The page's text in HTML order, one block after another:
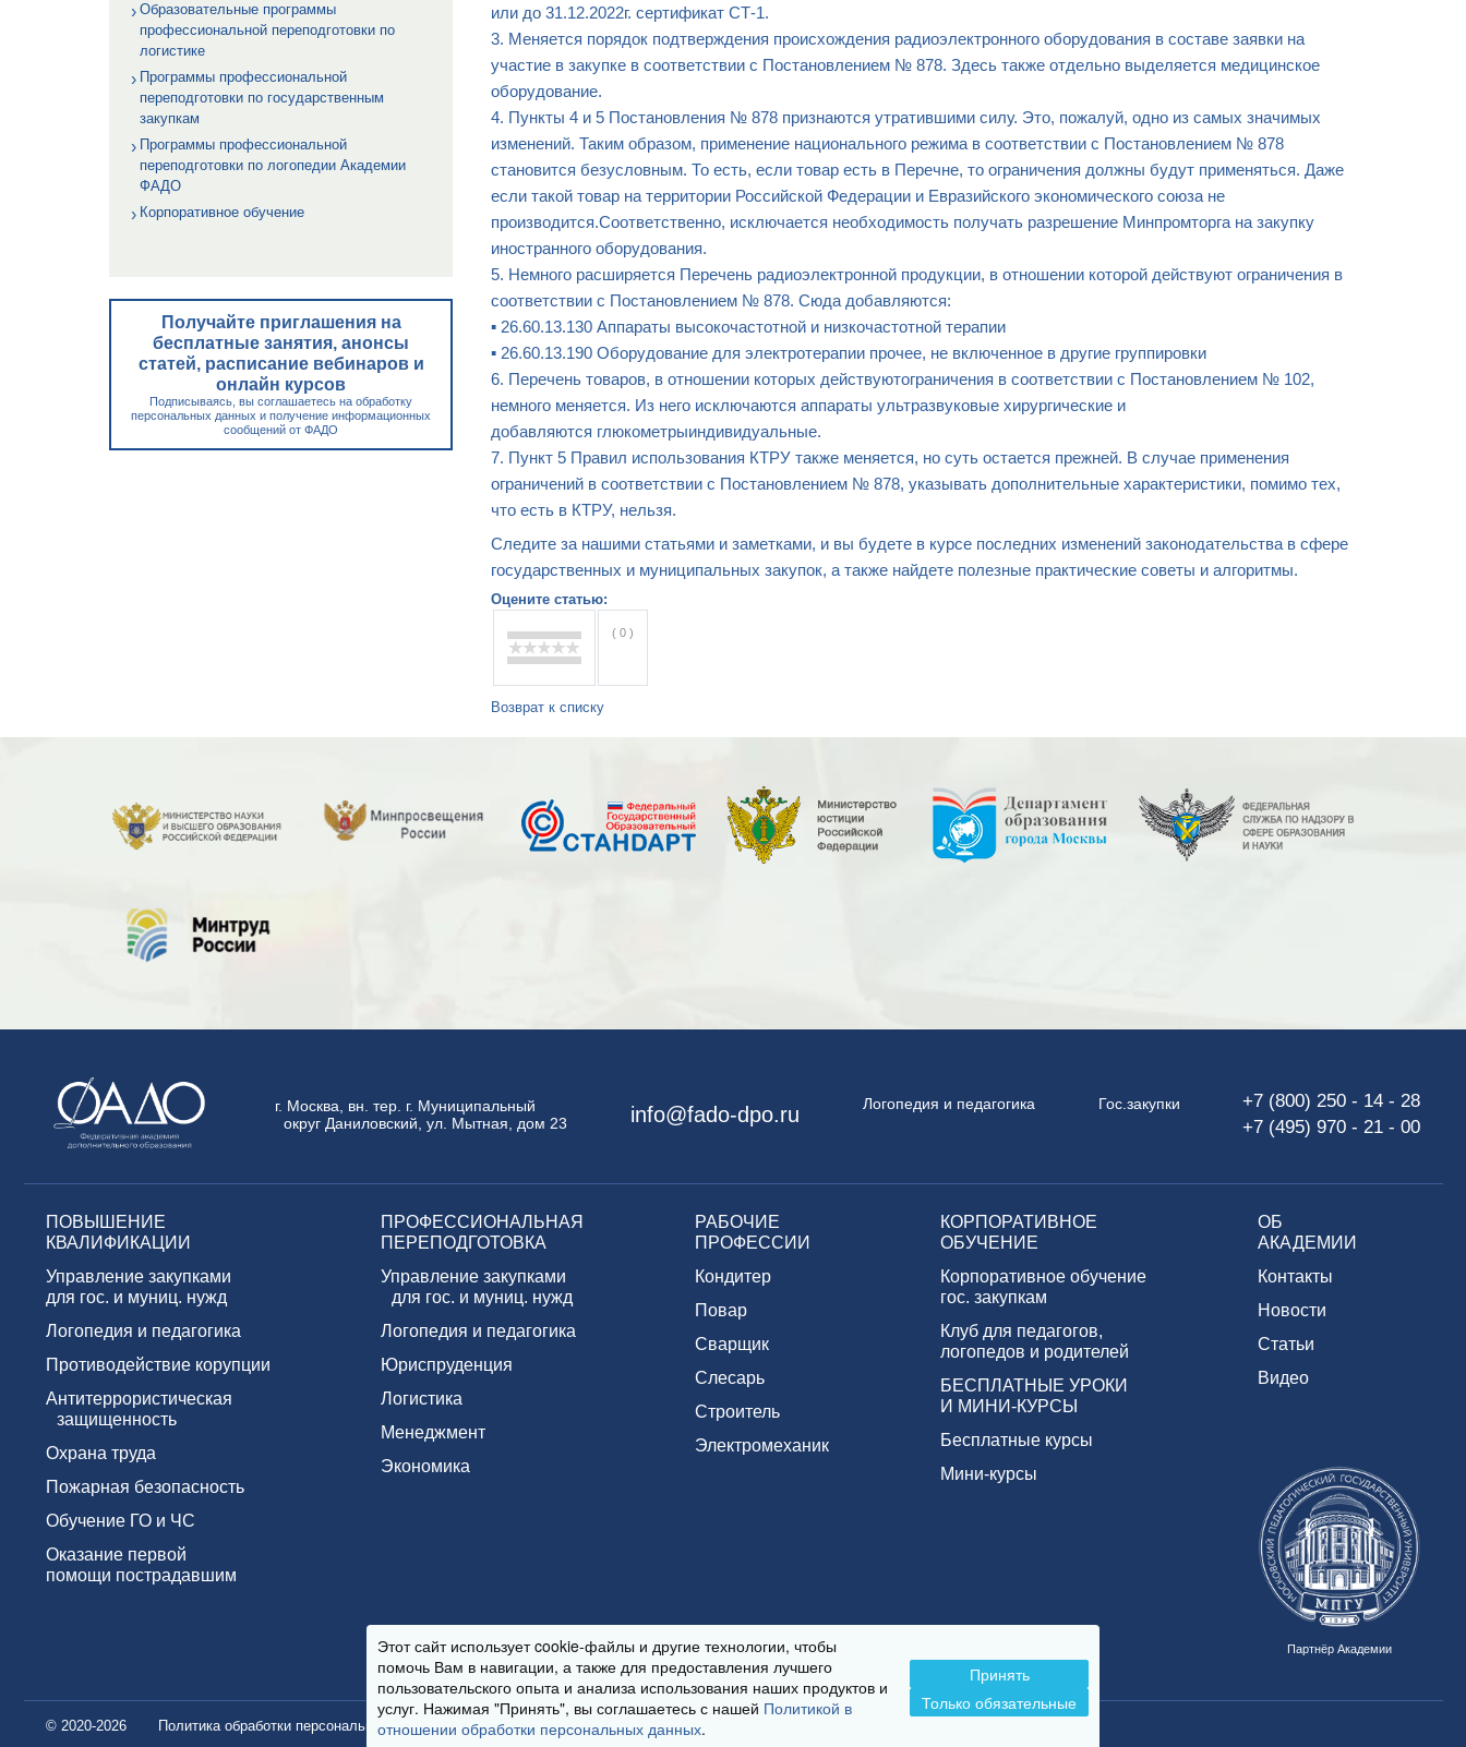
Образовательные программы
профессиональной переподготовки по
логистике
Программы профессиональной
переподготовки по государственным
закупкам
Программы профессиональной
переподготовки по логопедии Академии
ФАДО
Корпоративное обучение
Получайте приглашения на
бесплатные занятия, анонсы
статей, расписание вебинаров и
онлайн курсов
Подписываясь, вы соглашаетесь на обработку
персональных данных и получение информационных
сообщений от ФАДО
или до 31.12.2022г. сертификат СТ-1.
3. Меняется порядок подтверждения происхождения радиоэлектронного оборудования в составе заявки на
участие в закупке в соответствии с Постановлением № 878. Здесь также отдельно выделяется медицинское
оборудование.
4. Пункты 4 и 5 Постановления № 878 признаются утратившими силу. Это, пожалуй, одно из самых значимых
изменений. Таким образом, применение национального режима в соответствии с Постановлением № 878
становится безусловным. То есть, если товар есть в Перечне, то ограничения должны будут применяться. Даже
если такой товар на территории Российской Федерации и Евразийского экономического союза не
производится.Соответственно, исключается необходимость получать разрешение Минпромторга на закупку
иностранного оборудования.
5. Немного расширяется Перечень радиоэлектронной продукции, в отношении которой действуют ограничения в
соответствии с Постановлением № 878. Сюда добавляются:
▪ 26.60.13.130 Аппараты высокочастотной и низкочастотной терапии
▪ 26.60.13.190 Оборудование для электротерапии прочее, не включенное в другие группировки
6. Перечень товаров, в отношении которых действуютограничения в соответствии с Постановлением № 102,
немного меняется. Из него исключаются аппараты ультразвуковые хирургические и
добавляются глюкометрыиндивидуальные.
7. Пункт 5 Правил использования КТРУ также меняется, но суть остается прежней. В случае применения
ограничений в соответствии с Постановлением № 878, указывать дополнительные характеристики, помимо тех,
что есть в КТРУ, нельзя.
Следите за нашими статьями и заметками, и вы будете в курсе последних изменений законодательства в сфере
государственных и муниципальных закупок, а также найдете полезные практические советы и алгоритмы.
Оцените статью:
( 0 )
Возврат к списку
г. Москва, вн. тер. г. Муниципальный
округ Даниловский, ул. Мытная, дом 23
info@fado-dpo.ru Логопедия и педагогика Гос.закупки
+7 (800) 250 - 14 - 28
+7 (495) 970 - 21 - 00
ПОВЫШЕНИЕ
КВАЛИФИКАЦИИ
Управление закупками
для гос. и муниц. нужд
Логопедия и педагогика
Противодействие корупции
Антитеррористическая
защищенность
Охрана труда
Пожарная безопасность
Обучение ГО и ЧС
Оказание первой
помощи пострадавшим
ПРОФЕССИОНАЛЬНАЯ
ПЕРЕПОДГОТОВКА
Управление закупками
для гос. и муниц. нужд
Логопедия и педагогика
Юриспруденция
Логистика
Менеджмент
Экономика
РАБОЧИЕ
ПРОФЕССИИ
Кондитер
Повар
Сварщик
Слесарь
Строитель
Электромеханик
КОРПОРАТИВНОЕ
ОБУЧЕНИЕ
Корпоративное обучение
гос. закупкам
Клуб для педагогов,
логопедов и родителей
БЕСПЛАТНЫЕ УРОКИ
И МИНИ-КУРСЫ
Бесплатные курсы
Мини-курсы
ОБ
АКАДЕМИИ
Контакты
Новости
Статьи
Видео
Партнёр Академии
© 2020-2026 Политика обработки персональных данных
Этот сайт использует cookie-файлы и другие технологии, чтобы
помочь Вам в навигации, а также для предоставления лучшего
пользовательского опыта и анализа использования наших продуктов и
услуг. Нажимая "Принять", вы соглашаетесь с нашей Политикой в
отношении обработки персональных данных.
Принять
Только обязательные